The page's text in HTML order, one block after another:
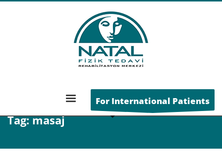
For International Patients
POSTS TAGGED "MASAJ"
Tag: masaj